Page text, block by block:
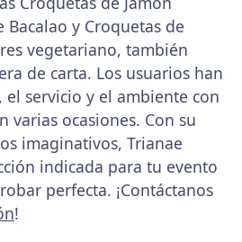
y Croquetas de
vegetariano, también
de carta. Los usuarios han
servicio y el ambiente con
varias ocasiones. Con su
imaginativos, Trianae
indicada para tu evento
perfecta. ¡Contáctanos
!